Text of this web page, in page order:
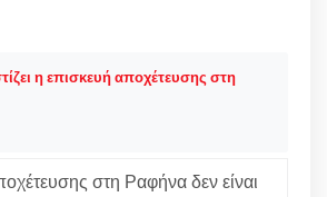
η επισκευή αποχέτευσης στη
στη Ραφήνα δεν είναι